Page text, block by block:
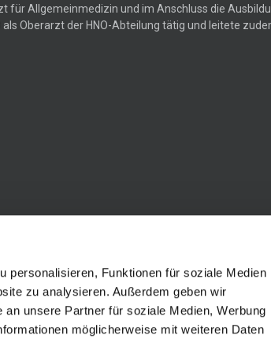
personalisieren, Funktionen für soziale Medien
zu analysieren. Außerdem geben wir
unsere Partner für soziale Medien, Werbung
möglicherweise mit weiteren Daten
Allgemeinmedizin und im Anschluss die
Oberarzt der HNO-Abteilung tätig und leitete